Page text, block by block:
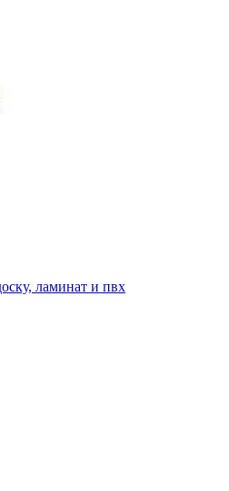
ламинат и пвх